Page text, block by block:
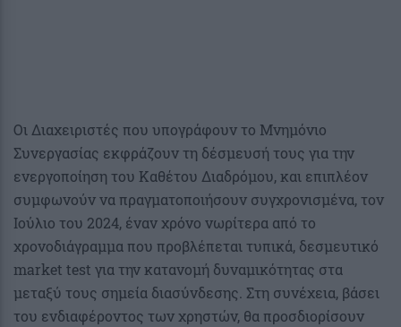
Οι Διαχειριστές που υπογράφουν το Μνημόνιο
Συνεργασίας εκφράζουν τη δέσμευσή τους για την
ενεργοποίηση του Καθέτου Διαδρόμου, και επιπλέον
συμφωνούν να πραγματοποιήσουν συγχρονισμένα, τον
Ιούλιο του 2024, έναν χρόνο νωρίτερα από το
χρονοδιάγραμμα που προβλέπεται τυπικά, δεσμευτικό
market test για την κατανομή δυναμικότητας στα
μεταξύ τους σημεία διασύνδεσης. Στη συνέχεια, βάσει
του ενδιαφέροντος των χρηστών, θα προσδιορίσουν